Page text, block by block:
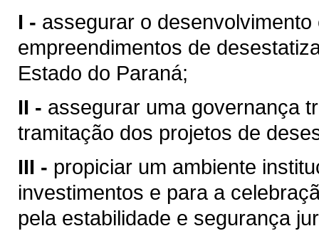
I - assegurar o
empreendimentos de
Estado do Paraná;
II - assegurar uma governança
tramitação dos projetos de
III - propiciar um ambiente
investimentos e para a
pela estabilidade e segurança